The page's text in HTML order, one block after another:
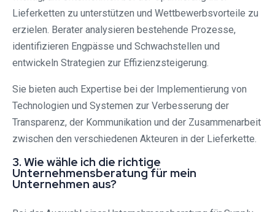
Lieferketten zu unterstützen und Wettbewerbsvorteile zu
erzielen. Berater analysieren bestehende Prozesse,
identifizieren Engpässe und Schwachstellen und
entwickeln Strategien zur Effizienzsteigerung.
Sie bieten auch Expertise bei der Implementierung von
Technologien und Systemen zur Verbesserung der
Transparenz, der Kommunikation und der Zusammenarbeit
zwischen den verschiedenen Akteuren in der Lieferkette.
3. Wie wähle ich die richtige
Unternehmensberatung für mein
Unternehmen aus?